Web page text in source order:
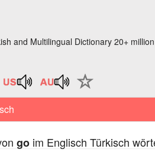
and Multilingual Dictionary 20+
goim Englisch Türkisch